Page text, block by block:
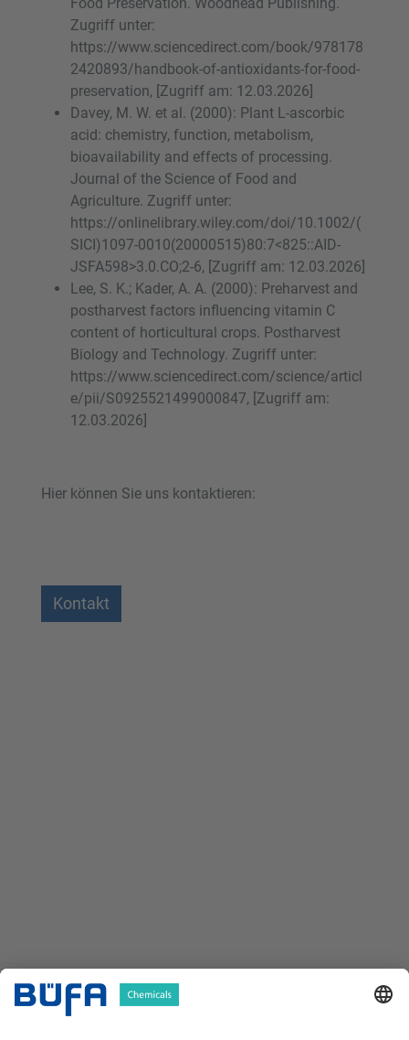
Zugriff unter:
https://www.sciencedirect.com/book/978178
2420893/handbook-of-antioxidants-for-food-
preservation, [Zugriff am: 12.03.2026]
Davey, M. W. et al. (2000): Plant L-ascorbic
acid: chemistry, function, metabolism,
bioavailability and effects of processing.
Journal of the Science of Food and
Agriculture. Zugriff unter:
https://onlinelibrary.wiley.com/doi/10.1002/(
SICI)1097-0010(20000515)80:7<825::AID-
JSFA598>3.0.CO;2-6, [Zugriff am: 12.03.2026]
Lee, S. K.; Kader, A. A. (2000): Preharvest and
postharvest factors influencing vitamin C
content of horticultural crops. Postharvest
Biology and Technology. Zugriff unter:
https://www.sciencedirect.com/science/articl
e/pii/S0925521499000847, [Zugriff am:
12.03.2026]
Hier können Sie uns kontaktieren:
Kontakt